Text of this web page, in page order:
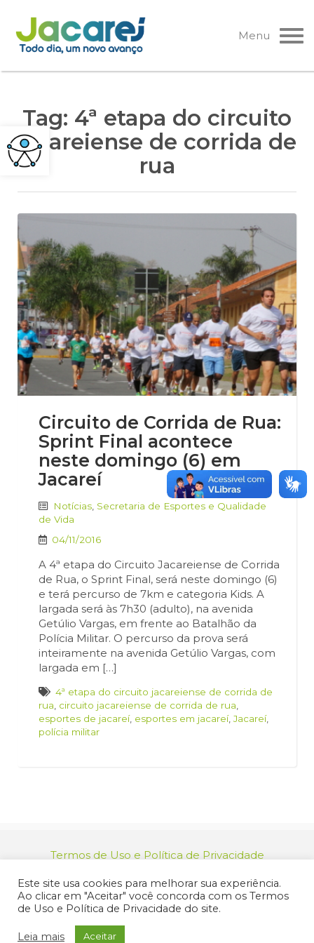
Pular
para
o
Menu
Tag: 4ª etapa do circuito
jacareiense de corrida de
rua
Circuito de Corrida de Rua:
Sprint Final acontece
neste domingo (6) em
Jacareí
Notícias Secretaria de Esportes e Qualidade
de Vida
04/11/2016
A 4ª etapa do Circuito Jacareiense de Corrida
de Rua, o Sprint Final, será neste domingo (6)
e terá percurso de 7km e categoria Kids. A
largada será às 7h30 (adulto), na avenida
Getúlio Vargas, em frente ao Batalhão da
Polícia Militar. O percurso da prova será
inteiramente na avenida Getúlio Vargas, com
largada em […]
4ª etapa do circuito jacareiense de corrida de
rua circuito jacareiense de corrida de rua
esportes de jacareí, esportes em jacareí,Jacareí,
polícia militar
Termos de Uso e Política de Privacidade
46.694.139/0001-83 | (12) 3955-9000
Endereço: Praça dos Três Poderes, 73 - Centro -
Jacareí/SP - CEP 12327-170
Este site usa cookies para melhorar sua experiência.
Ao clicar em "Aceitar" você concorda com os Termos
de Uso e Política de Privacidade do site.
Leia mais Aceitar